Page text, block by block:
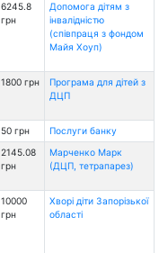
6245.8
грн
Допомога дітям з
інвалідністю
(співпраця з фондом
Майя Хоуп)
1800 грн
Програма для дітей з
ДЦП
50 грн Послуги банку
2145.08
грн
Марченко Марк
(ДЦП, тетрапарез)
10000
грн
Хворі діти Запорізької
області